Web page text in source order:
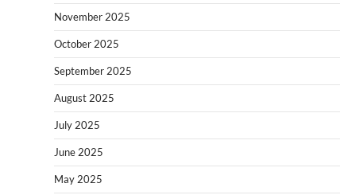
November 2025
October 2025
September 2025
August 2025
July 2025
June 2025
May 2025